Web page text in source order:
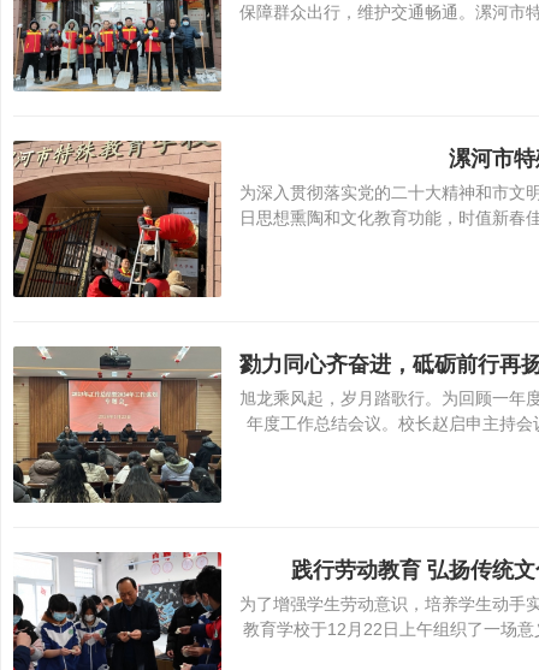
保障群众出行，维护交通畅通。漯河市
漯河市
为深入贯彻落实党的二十大精神和市文
日思想熏陶和文化教育功能，时值新春
旭龙乘风起，岁月踏歌行。为回顾一年
年度工作总结会议。校长赵启申主持
践行劳动教育 弘扬传统
为了增强学生劳动意识，培养学生动手
教育学校于12月22日上午组织了一场